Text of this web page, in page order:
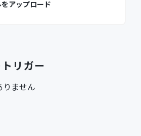
アップロード
リガー
りません